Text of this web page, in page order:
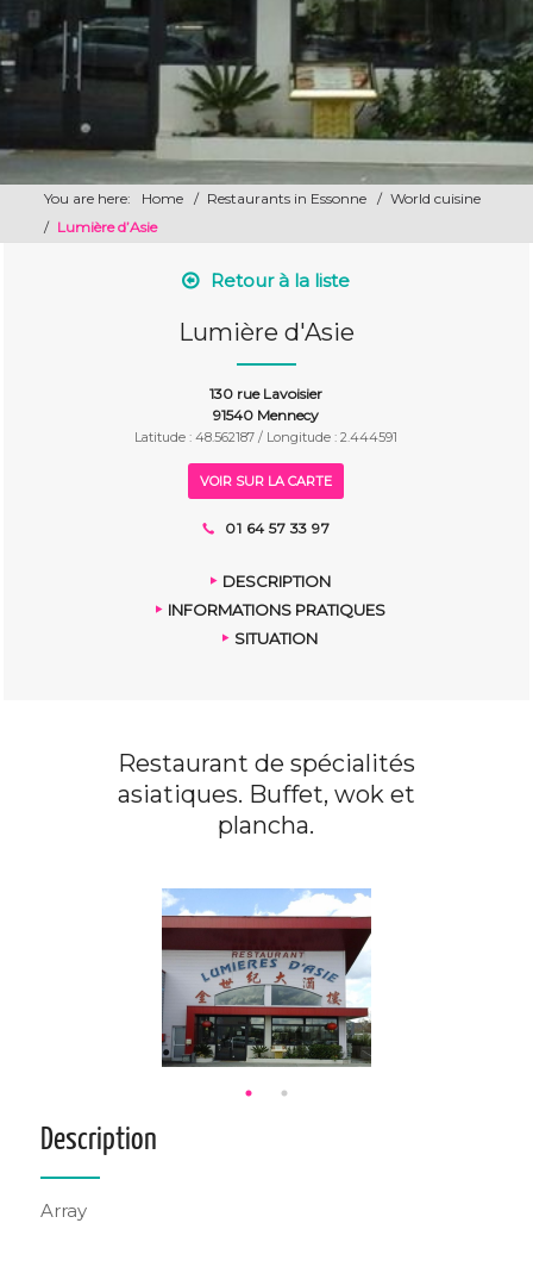
You are here: Home / Restaurants in Essonne / World cuisine
/ Lumière d’Asie
Retour à la liste
Lumière d'Asie
130 rue Lavoisier
91540 Mennecy
Latitude : 48.562187 / Longitude : 2.444591
VOIR SUR LA CARTE
01 64 57 33 97
DESCRIPTION
INFORMATIONS PRATIQUES
SITUATION
Restaurant de spécialités
asiatiques. Buffet, wok et
plancha.
Description
Array